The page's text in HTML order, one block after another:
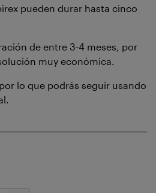
pueden durar hasta cinco
de entre 3-4 meses, por
muy económica.
lo que podrás seguir usando